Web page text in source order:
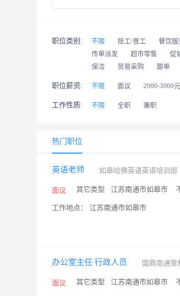
职位类别: 不限 技工/普工 餐饮服
传单派发
超市零售 促
保洁
贸易采购 跟单
职位薪资: 不限 面议 2000-3000元
工作性质: 不限 全职 兼职
热门职位
英语老师 如皋哈佛英语英语培训部
面议 其它类型 江苏南通市如皋市
工作地点： 江苏南通市如皋市
办公室主任 行政人员 国鼎南通管
面议 其它类型 江苏南通市如皋市